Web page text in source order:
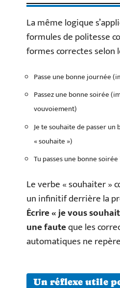
La même logique
formules de politesse
formes correctes selon
Passe une bonne journée
Passez une bonne soirée
vouvoiement)
Je te souhaite de passer
« souhaite »)
Tu passes une bonne
Le verbe « souhaiter »
un infinitif derrière la
Écrire « je vous
une fauteque les
automatiques ne
Un réflexe utile